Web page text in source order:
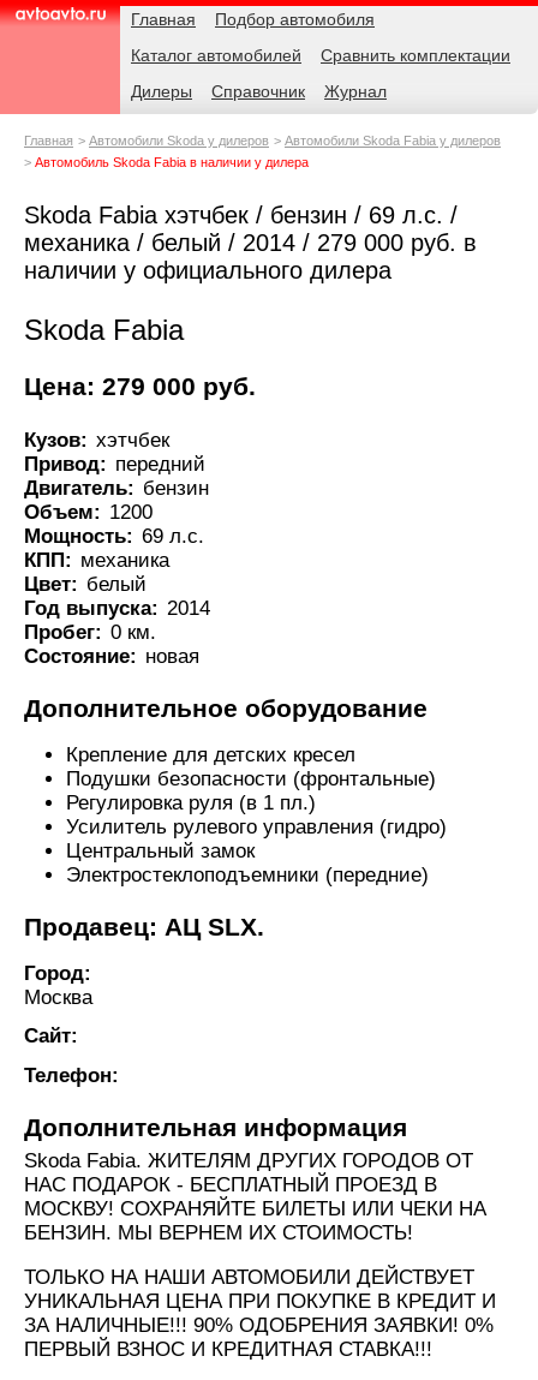
AvtoAvto.ru
Навигация Главная
Подбор автомобиля
Каталог автомобилей
Сравнить комплектации
Дилеры
Справочник Журнал
Родительские
Главная Автомобили Skoda у дилеров
Автомобили Skoda Fabia у дилеров
Автомобиль Skoda Fabia в наличии у дилера
Skoda Fabia хэтчбек / бензин / 69 л.с. /
механика / белый / 2014 / 279 000 руб. в
наличии у официального дилера
Skoda Fabia
Цена: 279 000 руб.
Кузов: хэтчбек
Привод: передний
Двигатель: бензин
Объем: 1200
Мощность: 69 л.с.
КПП: механика
Цвет: белый
Год выпуска: 2014
Пробег: 0 км.
Состояние: новая
Дополнительное оборудование
Крепление для детских кресел
Подушки безопасности (фронтальные)
Регулировка руля (в 1 пл.)
Усилитель рулевого управления (гидро)
Центральный замок
Электростеклоподъемники (передние)
Продавец: АЦ SLX.
Город:
Москва
Сайт:
Телефон:
Дополнительная информация
Skoda Fabia. ЖИТЕЛЯМ ДРУГИХ ГОРОДОВ ОТ
НАС ПОДАРОК - БЕСПЛАТНЫЙ ПРОЕЗД В
МОСКВУ! СОХРАНЯЙТЕ БИЛЕТЫ ИЛИ ЧЕКИ НА
БЕНЗИН. МЫ ВЕРНЕМ ИХ СТОИМОСТЬ!
ТОЛЬКО НА НАШИ АВТОМОБИЛИ ДЕЙСТВУЕТ
УНИКАЛЬНАЯ ЦЕНА ПРИ ПОКУПКЕ В КРЕДИТ И
ЗА НАЛИЧНЫЕ!!! 90% ОДОБРЕНИЯ ЗАЯВКИ! 0%
ПЕРВЫЙ ВЗНОС И КРЕДИТНАЯ СТАВКА!!!